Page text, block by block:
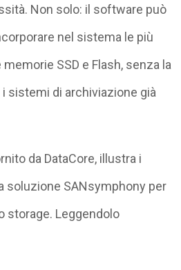
Non solo: il software può
nel sistema le più
SSD e Flash, senza la
sistemi di archiviazione già
da DataCore, illustra i
soluzione SANsymphony per
storage. Leggendolo